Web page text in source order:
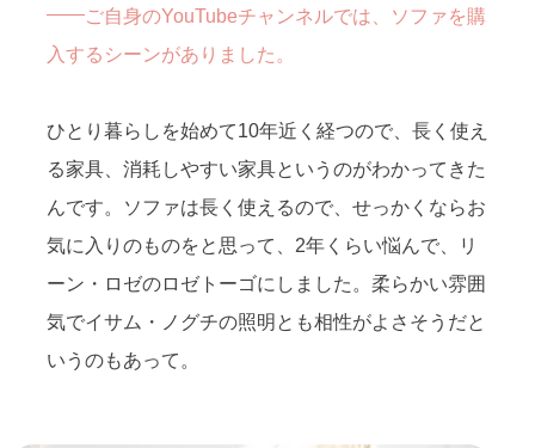
ご自身のYouTubeチャンネルでは、ソファを購
入するシーンがありました。
ひとり暮らしを始めて10年近く経つので、長く使え
る家具、消耗しやすい家具というのがわかってきた
んです。ソファは長く使えるので、せっかくならお
気に入りのものをと思って、2年くらい悩んで、リ
ーン・ロゼのロゼトーゴにしました。柔らかい雰囲
気でイサム・ノグチの照明とも相性がよさそうだと
いうのもあって。